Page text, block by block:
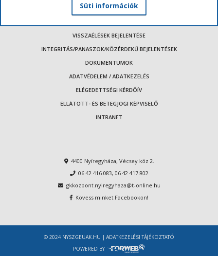
IMPRESSZUM
VISSZAÉLÉSEK BEJELENTÉSE
INTEGRITÁS/PANASZOK/KÖZÉRDEKŰ BEJELENTÉSEK
DOKUMENTUMOK
ADATVÉDELEM / ADATKEZELÉS
ELÉGEDETTSÉGI KÉRDŐÍV
ELLÁTOTT- ÉS BETEGJOGI KÉPVISELŐ
INTRANET
4400 Nyíregyháza, Vécsey köz 2.
06 42 416 083, 06 42 417 802
gkkozpont.nyiregyhaza@t-online.hu
Kövess minket Facebookon!
© 2024 NYSZGEUAK.HU | ADATKEZELÉSI TÁJÉKOZTATÓ
POWERED BY
Süti információk